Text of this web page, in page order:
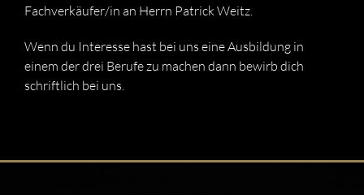
Fachverkäufer/in an Herrn Patrick Weitz.
Wenn du Interesse hast bei uns eine Ausbildung in
einem der drei Berufe zu machen dann bewirb dich
schriftlich bei uns.